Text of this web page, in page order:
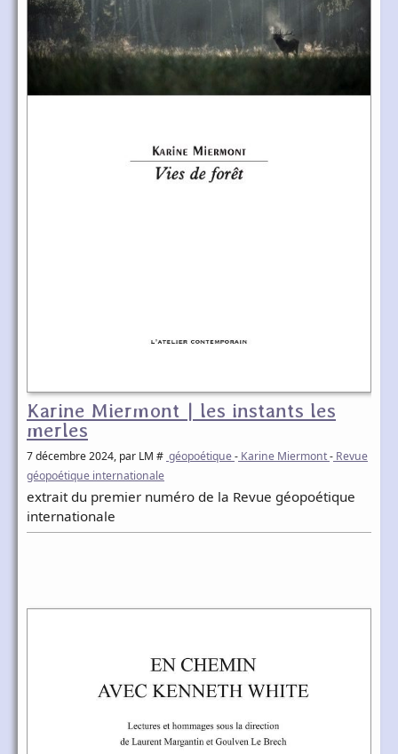
Karine Miermont | les instants les
merles
7 décembre 2024, par LM # géopoétique- Karine Miermont- Revue
géopoétique internationale
extrait du premier numéro de la Revue géopoétique
internationale